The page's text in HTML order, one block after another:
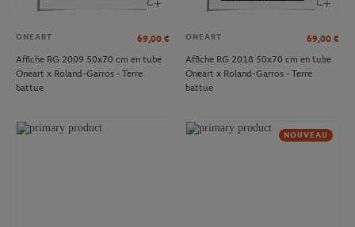
ONEART 69,00 €
Affiche RG 2009 50x70 cm en tube
Oneart x Roland-Garros - Terre
battue
ONEART 69,00 €
Affiche RG 2018 50x70 cm en tube
Oneart x Roland-Garros - Terre
battue
NOUVEAU